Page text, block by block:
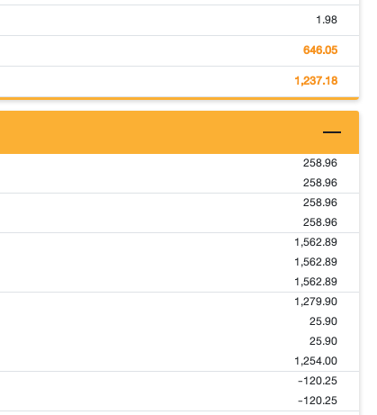
1.98
646.05
1,237.18
258.96
258.96
258.96
258.96
1,562.89
1,562.89
1,562.89
1,279.90
25.90
25.90
1,254.00
-120.25
-120.25